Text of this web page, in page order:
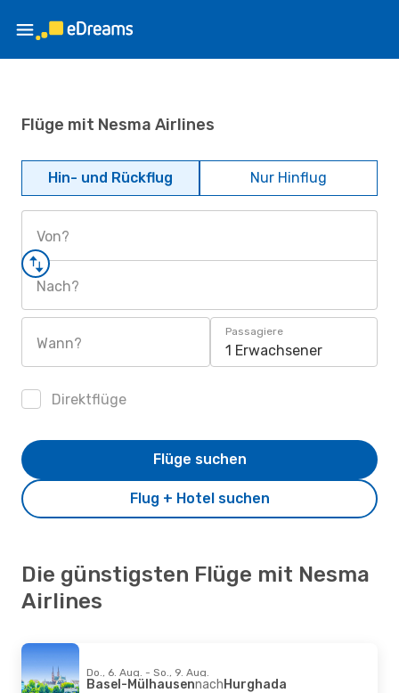
Flüge mit Nesma Airlines
Hin- und Rückflug Nur Hinflug
Von?
Nach?
Wann?
Passagiere
1 Erwachsener
Direktflüge
Flug + Hotel suchen
Flüge suchen
Die günstigsten Flüge mit Nesma
Airlines
Do., 6. Aug. - So., 9. Aug.
Basel-MülhausennachHurghada